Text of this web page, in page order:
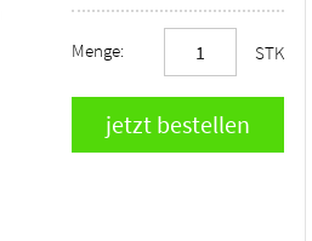
Menge: STK